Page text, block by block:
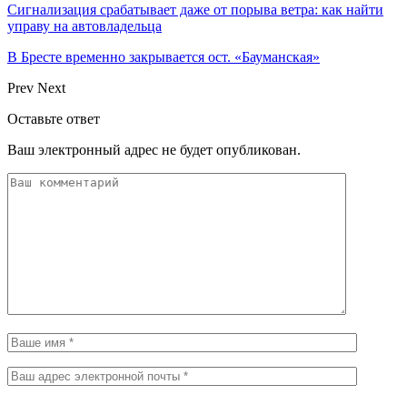
Сигнализация срабатывает даже от порыва ветра: как найти
управу на автовладельца
В Бресте временно закрывается ост. «Бауманская»
Prev Next
Оставьте ответ
Ваш электронный адрес не будет опубликован.